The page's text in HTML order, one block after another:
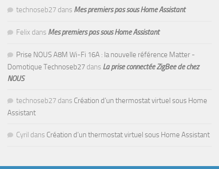
technoseb27 dans Mes premiers pas sous Home Assistant
Felix dans Mes premiers pas sous Home Assistant
Prise NOUS A8M Wi-Fi 16A : la nouvelle référence Matter -
Domotique Technoseb27 dans La prise connectée ZigBee de chez
NOUS
technoseb27 dans Création d’un thermostat virtuel sous Home
Assistant
Cyril dans Création d’un thermostat virtuel sous Home Assistant